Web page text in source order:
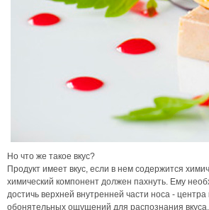
Но что же такое вкус?
Продукт имеет вкус, если в нем содержится
химический компонент должен пахнуть. Ему
достичь верхней внутренней части носа -
обонятельных ощущений для распознания